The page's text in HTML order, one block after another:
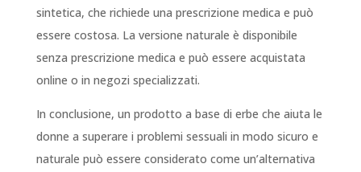
sintetica, che richiede una prescrizione medica e può
essere costosa. La versione naturale è disponibile
senza prescrizione medica e può essere acquistata
online o in negozi specializzati.
In conclusione, un prodotto a base di erbe che aiuta le
donne a superare i problemi sessuali in modo sicuro e
naturale può essere considerato come un’alternativa